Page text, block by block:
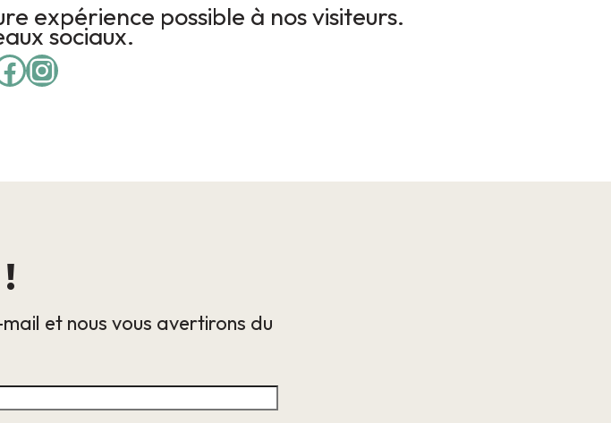
expérience possible à nos visiteurs.
sociaux.
Instagram
et nous vous avertirons du